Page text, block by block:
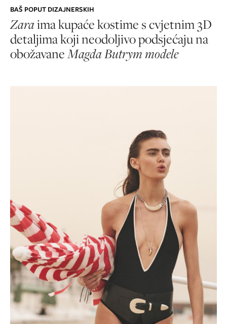
BAŠ POPUT DIZAJNERSKIH
Zaraima kupaće kostime s cvjetnim 3D
detaljima koji neodoljivo podsjećaju na
obožavaneMagda Butrym modele